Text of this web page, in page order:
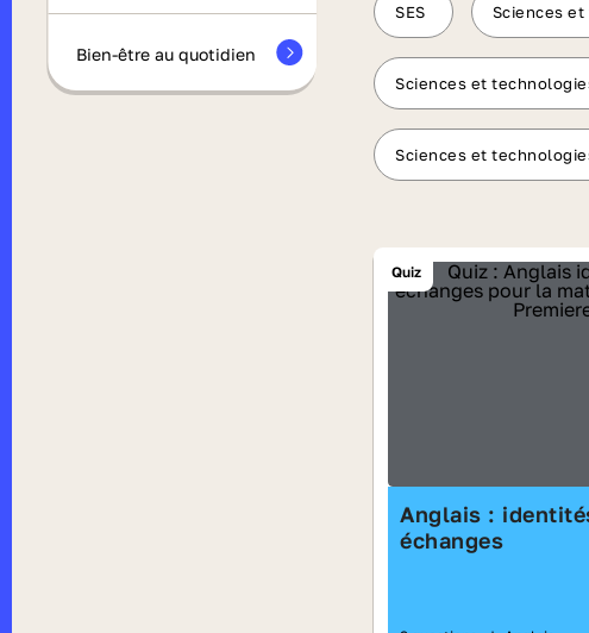
Bien-être au quotidien
SES Sciences
Sciences et
Sciences et
Quiz
Anglais :
échanges